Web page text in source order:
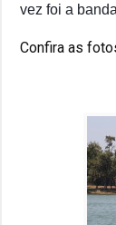
vez foi a
Confira as